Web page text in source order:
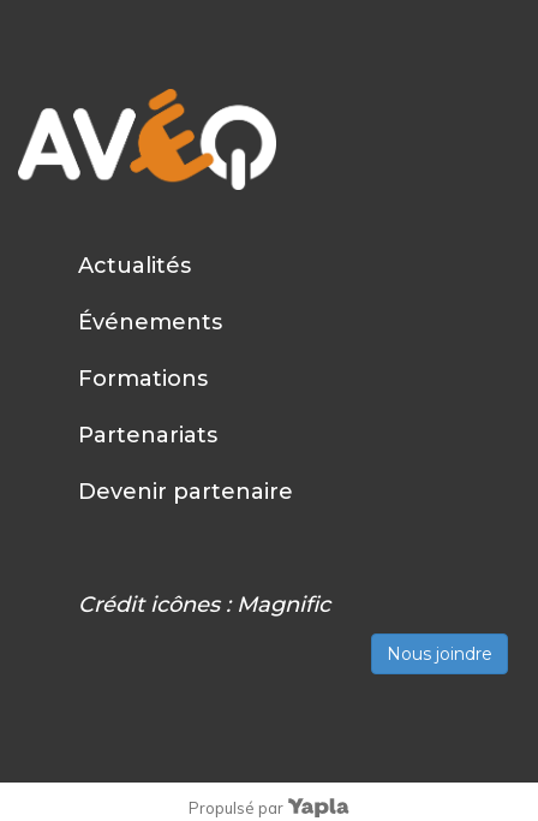
Actualités
Événements
Formations
Partenariats
Devenir partenaire
Crédit icônes : Magnific
Nous joindre
Propulsé par